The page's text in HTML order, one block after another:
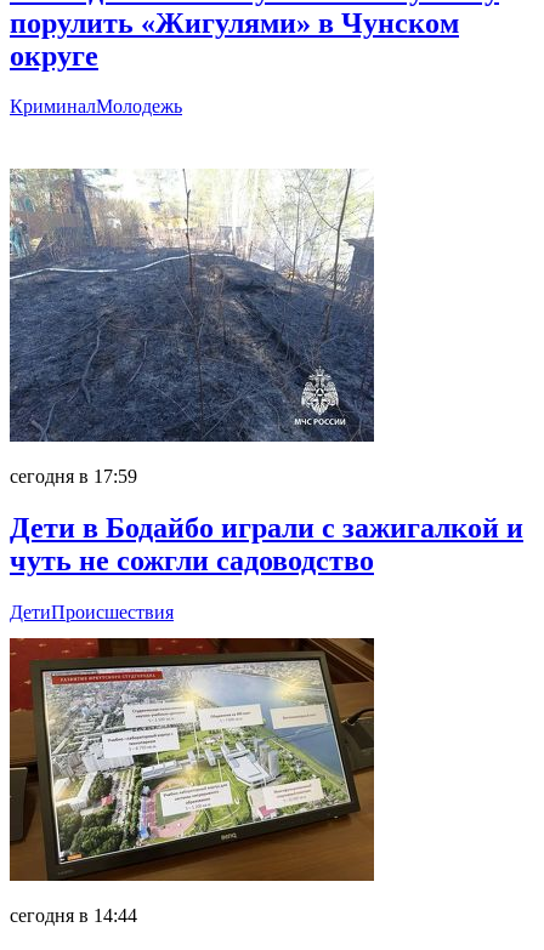
порулить «Жигулями» в Чунском
округе
КриминалМолодежь
сегодня в 17:59
Дети в Бодайбо играли с зажигалкой и
чуть не сожгли садоводство
ДетиПроисшествия
сегодня в 14:44